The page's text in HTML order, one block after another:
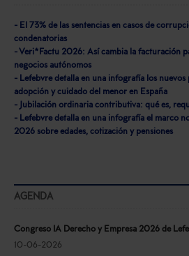
- El 73% de las sentencias en casos de
condenatorias
- Veri*Factu 2026: Así cambia la facturación
negocios autónomos
- Lefebvre detalla en una infografía los
adopción y cuidado del menor en España
- Jubilación ordinaria contributiva: qué es,
- Lefebvre detalla en una infografía el marco
2026 sobre edades, cotización y pensiones
AGENDA
Congreso IA Derecho y Empresa 2026 de
10-06-2026